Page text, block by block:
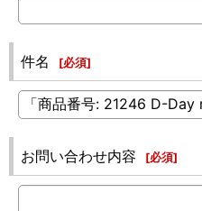
件名 [必須]
お問い合わせ内容 [必須]